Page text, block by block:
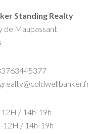
Standing Realty
de Maupassant
12H / 14h-19h
12H / 14h-19h